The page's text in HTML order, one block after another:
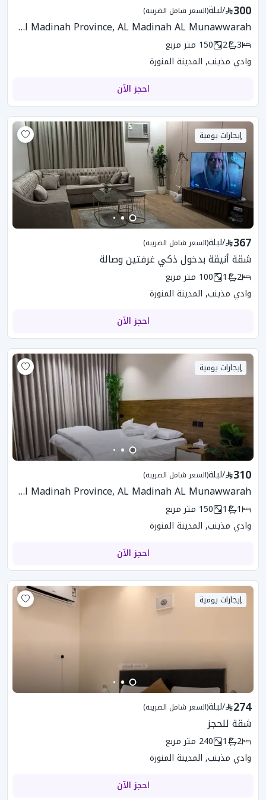
300
/ليلة(السعر شامل الضريبه)
SLS-342 Apartment In Al Madinah Province, AL Madinah AL Munawwarah
3
2
150 متر مربع
وادي مذينب, المدينة المنورة
احجز الآن
إيجارات يومية
367
/ليلة(السعر شامل الضريبه)
شقة أنيقة بدخول ذكي غرفتين وصالة
2
1
100 متر مربع
وادي مذينب, المدينة المنورة
احجز الآن
إيجارات يومية
310
/ليلة(السعر شامل الضريبه)
6FK-435 Apartment In Al Madinah Province, AL Madinah AL Munawwarah
1
1
150 متر مربع
وادي مذينب, المدينة المنورة
احجز الآن
إيجارات يومية
274
/ليلة(السعر شامل الضريبه)
شقة للحجز
2
1
240 متر مربع
وادي مذينب, المدينة المنورة
احجز الآن